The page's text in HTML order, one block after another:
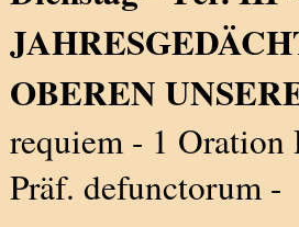
OBEREN
requiem - 1
Präf. defunctorum -